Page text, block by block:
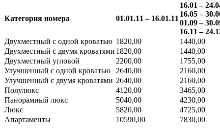
Категория номера 01.01.11 – 16.01.11
16.01 –
16.05 –
01.09 –
16.11 –
Двухместный с одной кроватью 1820,00
1440,00
Двухместный с двумя кроватями 1820,00
1440,00
Двухместный угловой
2200,00
1755,00
Улучшенный с одной кроватью
2640,00
2160,00
Улучшенный с двумя кроватями 2640,00
2160,00
Полулюкс
4120,00
3465,00
Панорамный люкс
5040,00
4230,00
Люкс
5820,00
4725,00
Апартаменты
10590,00 7830,00